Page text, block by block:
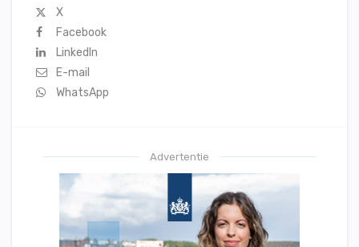
X
Facebook
LinkedIn
E-mail
WhatsApp
Advertentie